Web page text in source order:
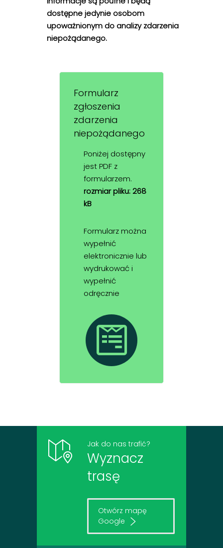
dostępne jedynie osobom
upoważnionym do analizy zdarzenia
niepożądanego.
Formularz
zgłoszenia
zdarzenia
niepożądanego
Poniżej dostępny
jest PDF z
formularzem.
rozmiar pliku: 268
kB
Formularz można
wypełnić
elektronicznie lub
wydrukować i
wypełnić
odręcznie
Jak do nas trafić?
Wyznacz
trasę
Otwórz mapę
Google